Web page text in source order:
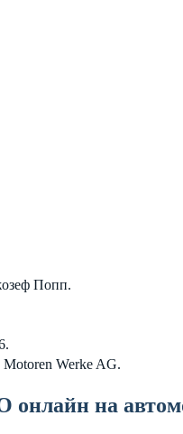
Попп.
Motoren Werke AG.
онлайн на